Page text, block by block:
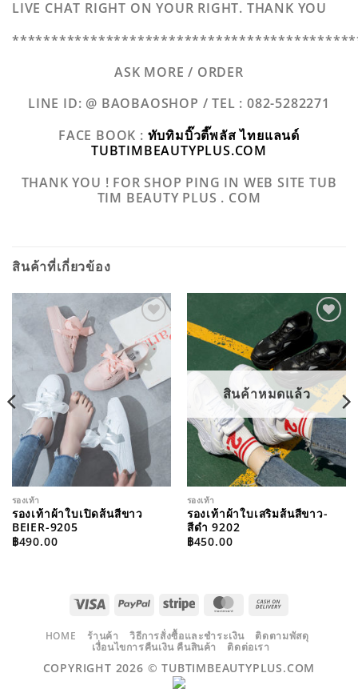
LIVE CHAT RIGHT ON YOUR RIGHT. THANK YOU
ASK MORE / ORDER
LINE ID: @ BAOBAOSHOP /TEL : 082-5282271
FACE BOOK : ทับทิมบิ๊วตี๊พลัส ไทยแลนด์
TUBTIMBEAUTYPLUS.COM
THANK YOU ! FOR SHOP PING IN WEB SITE TUB
TIM BEAUTY PLUS . COM
สินค้าที่เกี่ยวข้อง
ADD TO
WISHLIST
รองเท้า
รองเท้าผ้าใบเปิดส้นสีขาว
BEIER-9205
฿490.00
ADD TO
WISHLIST
สินค้าหมดแล้ว
รองเท้า
รองเท้าผ้าใบเสริมส้นสีขาว-
สีดำ 9202
฿450.00
VISA PAYPALSTRIPE MASTERCARD
DELIVERY
HOME ร้านค้า วิธีการสั่งซื้อและชำระเงิน
ติดตามพัสดุ
เงื่อนไขการคืนเงิน คืนสินค้า
ติดต่อเรา
COPYRIGHT 2026 ©TUBTIMBEAUTYPLUS.COM